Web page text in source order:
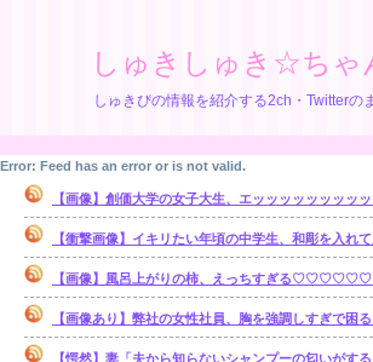
しゅきしゅき☆ちゃ
しゅきぴの情報を紹介する2ch・Twitterの
Error: Feed has an error or is not valid.
【画像】創価大学の女子大生、エッッッッッッッッ
【衝撃画像】イキリたい年頃の中学生、和彫を入れ
【画像】風呂上がりの柿、えっちすぎる
【画像あり】弊社の女性社員、胸を強調しすぎで困
【愕然】妻「夫から知らないシャンプーの匂いがする！変な店に行ってるに違いない！